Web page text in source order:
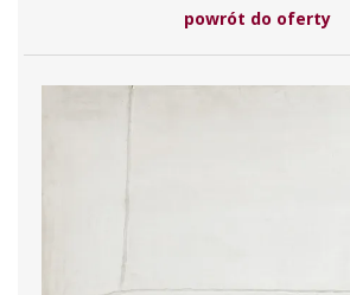
powrót do oferty